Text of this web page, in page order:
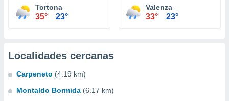
Tortona
35° 23°
Valenza
33° 23°
Localidades cercanas
Carpeneto (4.19 km)
Montaldo Bormida (6.17 km)